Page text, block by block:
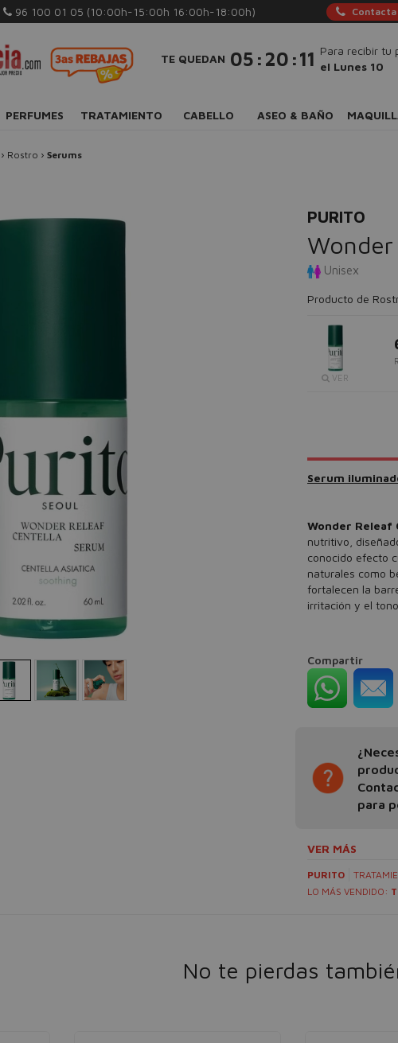
96 100 01 05 (10:00h-15:00h 16:00h-18:00h) Contacta
TE QUEDAN 05: 20:10
Para recibir tu
el Lunes 10
PERFUMES TRATAMIENTO CABELLO ASEO & BAÑO
› Rostro › Serums
PURITO
Unisex
Producto de
VER
Serum
Wonder Releaf
nutritivo,
conocido efecto
naturales como
fortalecen la
irritación y el
Compartir
para
VER MÁS
PURITO
LO MÁS VENDIDO:
No te pierdas